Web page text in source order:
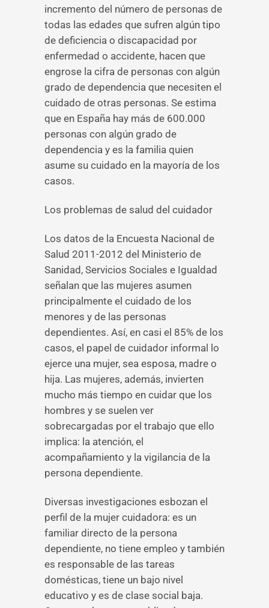
incremento del número de personas de
todas las edades que sufren algún tipo
de deficiencia o discapacidad por
enfermedad o accidente, hacen que
engrose la cifra de personas con algún
grado de dependencia que necesiten el
cuidado de otras personas. Se estima
que en España hay más de 600.000
personas con algún grado de
dependencia y es la familia quien
asume su cuidado en la mayoría de los
casos.
Los problemas de salud del cuidador
Los datos de la Encuesta Nacional de
Salud 2011-2012 del Ministerio de
Sanidad, Servicios Sociales e Igualdad
señalan que las mujeres asumen
principalmente el cuidado de los
menores y de las personas
dependientes. Así, en casi el 85% de los
casos, el papel de cuidador informal lo
ejerce una mujer, sea esposa, madre o
hija. Las mujeres, además, invierten
mucho más tiempo en cuidar que los
hombres y se suelen ver
sobrecargadas por el trabajo que ello
implica: la atención, el
acompañamiento y la vigilancia de la
persona dependiente.
Diversas investigaciones esbozan el
perfil de la mujer cuidadora: es un
familiar directo de la persona
dependiente, no tiene empleo y también
es responsable de las tareas
domésticas, tiene un bajo nivel
educativo y es de clase social baja.